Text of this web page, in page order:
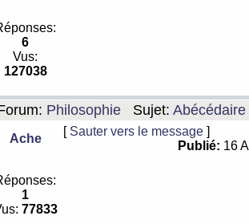
6
Vus:
127038
Philosophie Sujet: Abécédaire
Ache
[ Sauter vers le message ]
Publié: 16
1
77833